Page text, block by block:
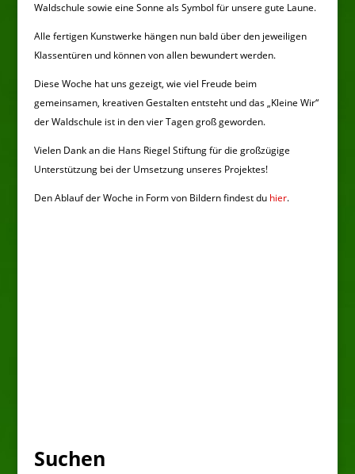
Waldschule sowie eine Sonne als Symbol für unsere gute Laune.
Alle fertigen Kunstwerke hängen nun bald über den jeweiligen
Klassentüren und können von allen bewundert werden.
Diese Woche hat uns gezeigt, wie viel Freude beim
gemeinsamen, kreativen Gestalten entsteht und das „Kleine Wir“
der Waldschule ist in den vier Tagen groß geworden.
Vielen Dank an die Hans Riegel Stiftung für die großzügige
Unterstützung bei der Umsetzung unseres Projektes!
Den Ablauf der Woche in Form von Bildern findest du hier.
Suchen